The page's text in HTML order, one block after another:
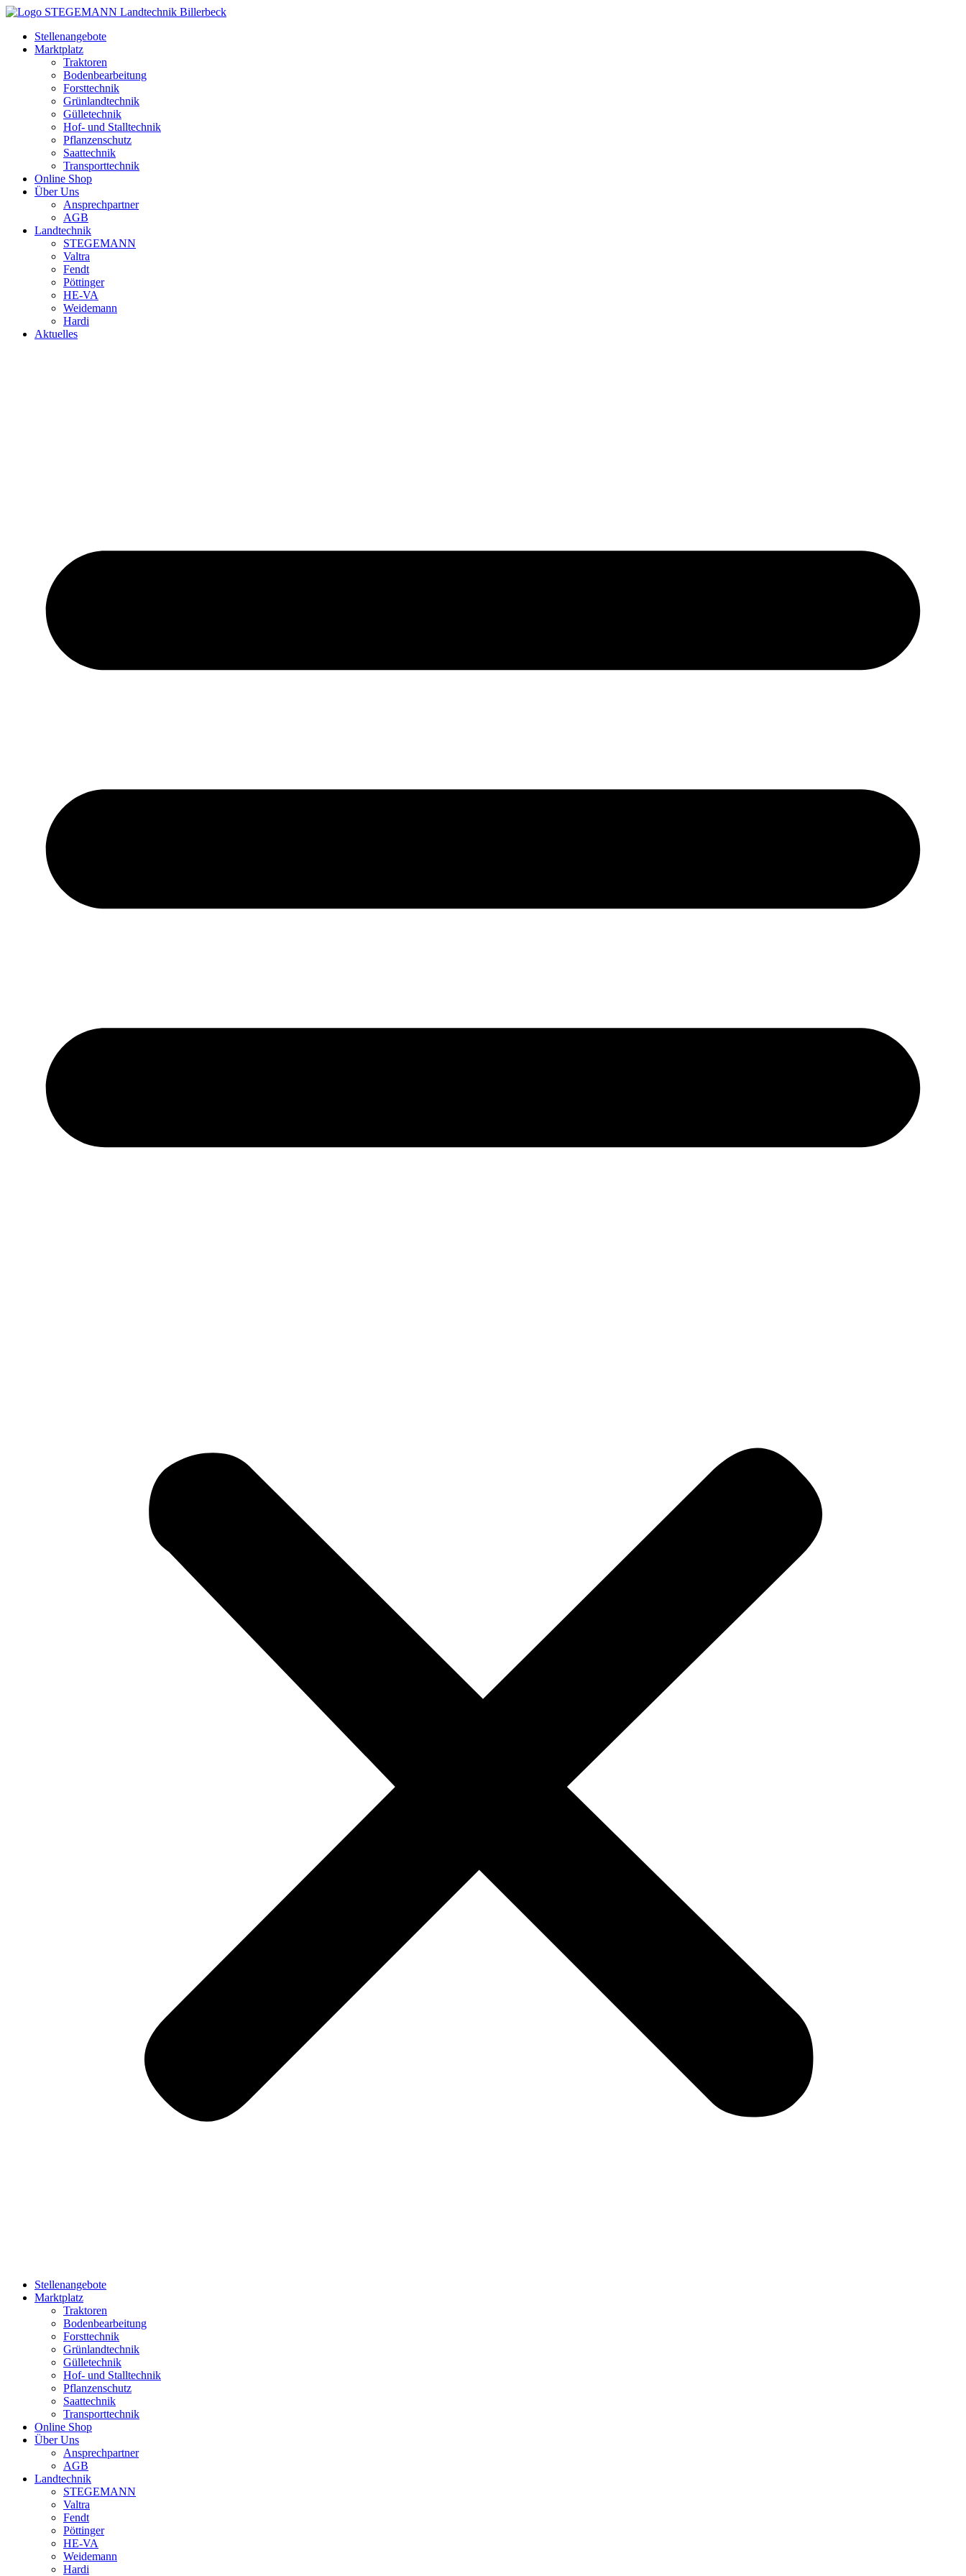
Zum
springenStellenangebote
Marktplatz
Traktoren
Bodenbearbeitung
Forsttechnik
Grünlandtechnik
Gülletechnik
Hof- und Stalltechnik
Pflanzenschutz
Saattechnik
Transporttechnik
Online Shop
Über Uns
Ansprechpartner
AGB
Landtechnik
STEGEMANN
Valtra
Fendt
Pöttinger
HE-VA
Weidemann
Hardi
Aktuelles
Stellenangebote
Marktplatz
Traktoren
Bodenbearbeitung
Forsttechnik
Grünlandtechnik
Gülletechnik
Hof- und Stalltechnik
Pflanzenschutz
Saattechnik
Transporttechnik
Online Shop
Über Uns
Ansprechpartner
AGB
Landtechnik
STEGEMANN
Valtra
Fendt
Pöttinger
HE-VA
Weidemann
Hardi